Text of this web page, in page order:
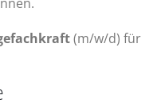
(m/w/d) für